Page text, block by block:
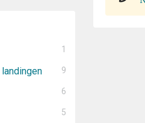
1
9
6
5